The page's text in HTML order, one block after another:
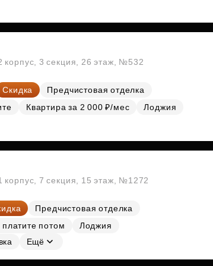
корпус, 3 секция, 26 этаж, №532
Скидка
Предчистовая отделка
Квартира за 2 000 ₽/мес
Лоджия
корпус, 7 секция, 15 этаж, №1272
Предчистовая отделка
потом
Лоджия
Ещё